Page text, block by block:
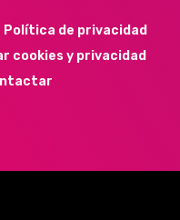
Política de privacidad
cookies y privacidad